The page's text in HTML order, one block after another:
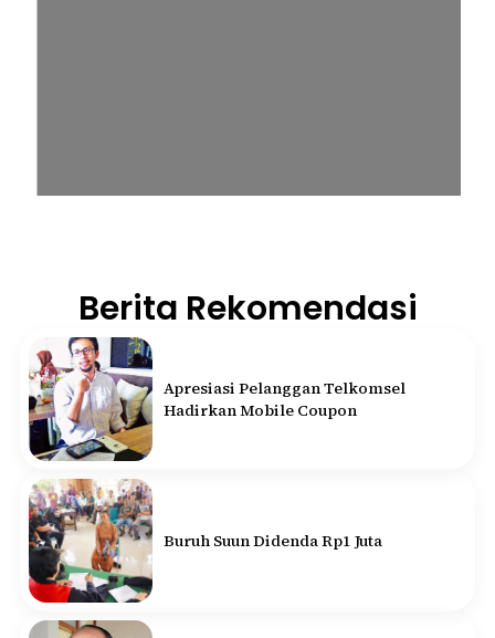
Berita Rekomendasi
Apresiasi Pelanggan Telkomsel
Hadirkan Mobile Coupon
Buruh Suun Didenda Rp1 Juta